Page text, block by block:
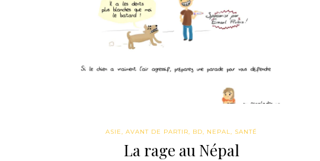
ASIE,AVANT DE PARTIR, BD, NEPAL, SANTÉ
La rage au Népal